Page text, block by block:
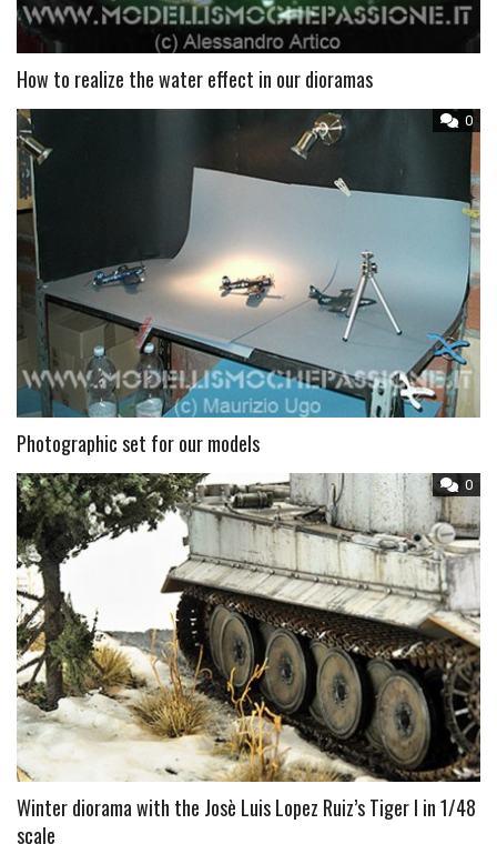
How to realize the water effect in our dioramas
0
Photographic set for our models
0
Winter diorama with the Josè Luis Lopez Ruiz’s Tiger I in 1/48
scale